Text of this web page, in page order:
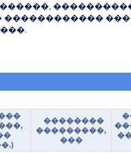
��������
���������,
���